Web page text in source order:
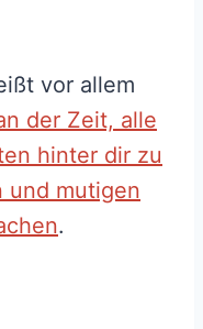
vor allem
der Zeit, alle
hinter dir zu
und mutigen
.